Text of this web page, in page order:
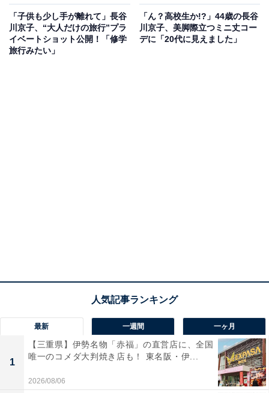
「子供も少し手が離れて」長谷
川京子、“大人だけの旅行”プラ
イベートショット公開！「修学
旅行みたい」
「ん？高校生か!?」44歳の長谷
川京子、美脚際立つミニ丈コー
デに「20代に見えました」
最新 一週間 一ヶ月
1
【三重県】伊勢名物「赤福」の直営店に、全国
唯一のコメダ大判焼き店も！ 東名阪・伊...
2026/08/06